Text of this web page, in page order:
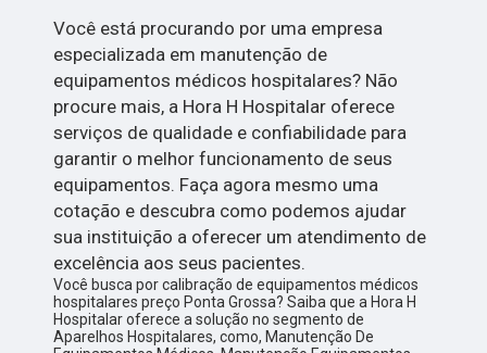
Você está procurando por uma empresa
especializada em manutenção de
equipamentos médicos hospitalares? Não
procure mais, a Hora H Hospitalar oferece
serviços de qualidade e confiabilidade para
garantir o melhor funcionamento de seus
equipamentos. Faça agora mesmo uma
cotação e descubra como podemos ajudar
sua instituição a oferecer um atendimento de
excelência aos seus pacientes.
Você busca por calibração de equipamentos médicos
hospitalares preço Ponta Grossa? Saiba que a Hora H
Hospitalar oferece a solução no segmento de
Aparelhos Hospitalares, como, Manutenção De